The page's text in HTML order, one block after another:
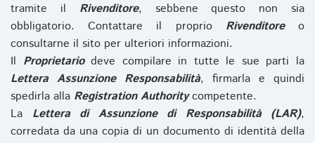
tramite il Rivenditore, sebbene questo non sia
obbligatorio. Contattare il proprio Rivenditoreo
consultarne il sito per ulteriori informazioni.
Il Proprietariodeve compilare in tutte le sue parti la
Lettera Assunzione Responsabilità, firmarla e quindi
spedirla alla Registration Authoritycompetente.
La Lettera di Assunzione di Responsabilità (LAR),
corredata da una copia di un documento di identità della